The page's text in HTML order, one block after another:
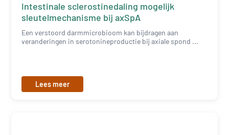
Intestinale sclerostinedaling mogelijk
sleutelmechanisme bij axSpA
Een verstoord darmmicrobioom kan bijdragen aan
veranderingen in serotonineproductie bij axiale spond ...
Lees meer